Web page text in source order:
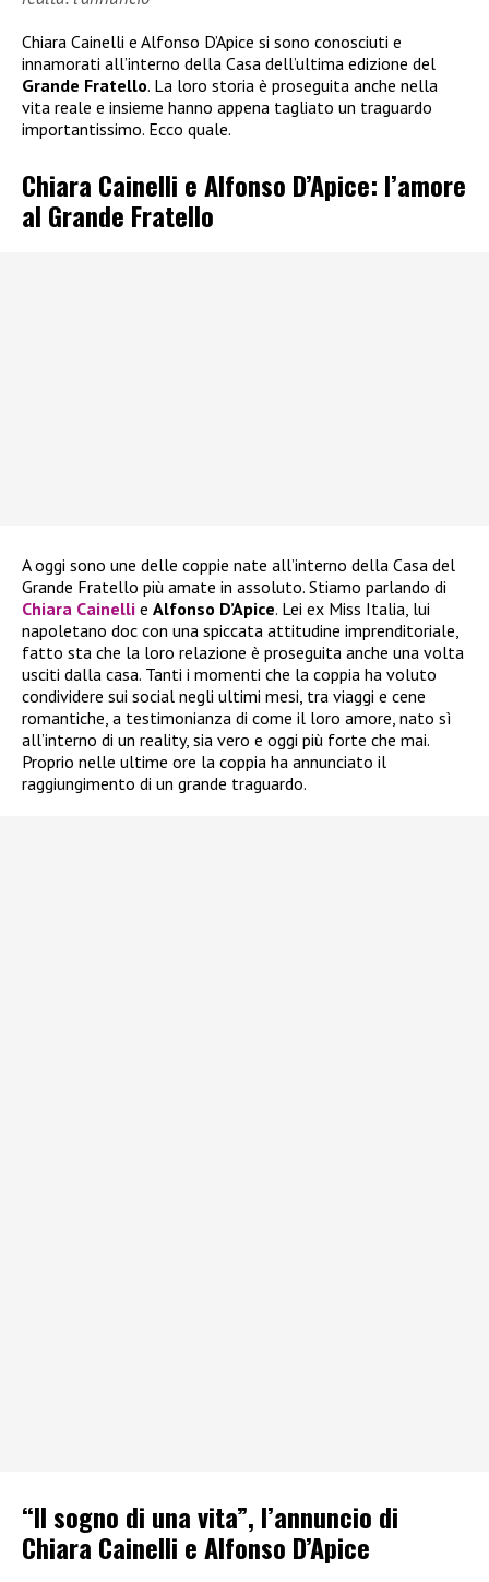
Chiara Cainelli e Alfonso D’Apice si sono conosciuti e
innamorati all’interno della Casa dell’ultima edizione del
Grande Fratello. La loro storia è proseguita anche nella
vita reale e insieme hanno appena tagliato un traguardo
importantissimo. Ecco quale.
Chiara Cainelli e Alfonso D’Apice: l’amore
al Grande Fratello
A oggi sono une delle coppie nate all’interno della Casa del
Grande Fratello più amate in assoluto. Stiamo parlando di
Chiara Cainelli e Alfonso D’Apice. Lei ex Miss Italia, lui
napoletano doc con una spiccata attitudine imprenditoriale,
fatto sta che la loro relazione è proseguita anche una volta
usciti dalla casa. Tanti i momenti che la coppia ha voluto
condividere sui social negli ultimi mesi, tra viaggi e cene
romantiche, a testimonianza di come il loro amore, nato sì
all’interno di un reality, sia vero e oggi più forte che mai.
Proprio nelle ultime ore la coppia ha annunciato il
raggiungimento di un grande traguardo.
“Il sogno di una vita”, l’annuncio di
Chiara Cainelli e Alfonso D’Apice